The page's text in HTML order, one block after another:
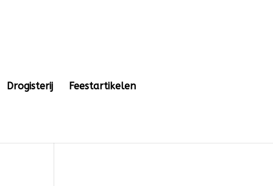
Drogisterij Feestartikelen